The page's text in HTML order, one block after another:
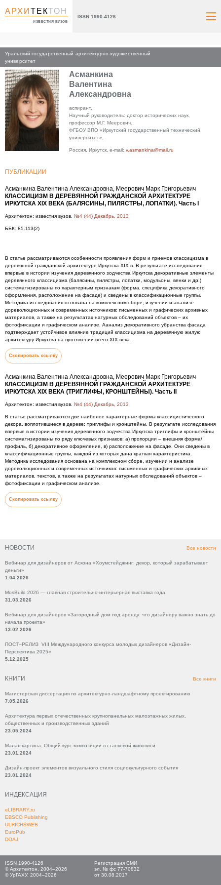
АРХИТЕКТОН
ИЗВЕСТИЯ ВУЗОВ
ISSN 1990-4126
Уральский государственный архитектурно-художественный
университет
НОВОСТИ Все новости
Вебинар для дизайнеров от Аскона «Хоумстейджинг: декор, который зарабатывает
деньги»
1.04.2026
MosBuild 2026 — главная строительно-интерьерная выставка года
31.03.2026
Вебинар для дизайнеров «Загородный дом под аренду: что дизайнеру важно знать до
начала проекта»
13.02.2026
ПОСТ–РЕЛИЗ VIII Международного конкурса молодых дизайнеров «Дизайн-
Перспектива 2025»
5.12.2025
КНИГИ Все книги
Магистерская диссертация по архитектурно-ландшафтному проектированию
7.05.2026
Архитектура первых отечественных крупнопанельных малоэтажных жилых,
общественных и производственных зданий
23.05.2024
Малая картина. Общий курс композиции в станковой живописи
23.01.2024
Дизайн-проект элементов визуального стиля социокультурного события
23.01.2024
ИНДЕКСАЦИЯ
eLIBRARY.ru
EBSCO Publishing
ULRICHSWEB
EuroPub
DOAJ
Главная
Асманкина
Валентина
Александровна
аспирант.
Научный руководитель: доктор исторических наук,
профессор М.Г. Меерович.
ФГБОУ ВПО «Иркутский государственный технический
университет»,
Россия, Иркутск, e-mail: v.asmankina@mail.ru
ПУБЛИКАЦИИ
Асманкина Валентина Александровна, Меерович Марк Григорьевич
КЛАССИЦИЗМ В ДЕРЕВЯННОЙ ГРАЖДАНСКОЙ АРХИТЕКТУРЕ
ИРКУТСКА XIX ВЕКА (БАЛЯСИНЫ, ПИЛЯСТРЫ, ЛОПАТКИ). Часть I
Архитектон: известия вузов. №4 (44) Декабрь, 2013
ББК: 85.113(2)
В статье рассматриваются особенности проявления форм и приемов классицизма в
деревянной гражданской архитектуре Иркутска XIX в. В результате исследования
впервые в истории изучения деревянного зодчества Иркутска декоративные элементы
деревянного классицизма (балясины, пилястры, лопатки, модульоны, венки и др.)
систематизированы по характерным признакам (форма, специфика декоративного
оформления, расположение на фасаде) и сведены в классификационные группы.
Методика исследования основана на комплексном сборе, изучении и анализе
дореволюционных и современных источников: письменных и графических архивных
материалов, а также на результатах натурных обследований объектов – их
фотофиксации и графическом анализе. Аанализ декоративного убранства фасада
подтверждает устойчивое влияние традиций классицизма на деревянную жилую
архитектуру Иркутска на протяжении всего XIX века.
Скопировать ссылку
Асманкина Валентина Александровна, Меерович Марк Григорьевич
КЛАССИЦИЗМ В ДЕРЕВЯННОЙ ГРАЖДАНСКОЙ АРХИТЕКТУРЕ
ИРКУТСКА XIX ВЕКА (ТРИГЛИФЫ, КРОНШТЕЙНЫ). Часть II
Архитектон: известия вузов. №4 (44) Декабрь, 2013
В статье рассматриваются две наиболее характерные формы классицистического
декора, воплотившиеся в дереве: триглифы и кронштейны. В результате исследования
впервые в истории изучения деревянного зодчества Иркутска триглифы и кронштейны
систематизированы по ряду ключевых признаков: а) пропорции – внешняя форма/
профиль, б) декоративное оформление, в) расположение на фасаде. Они сведены в
классификационные группы, каждой из которых дана краткая характеристика.
Методика исследования основана на комплексном сборе, изучении и анализе
дореволюционных и современных источников: письменных и графических архивных
материалов, текстов, а также на результатах натурных обследований объектов –
фотофиксации и графическом анализе.
Скопировать ссылку
ISSN 1990-4126
© Архитектон, 2004–2026
© УрГАХУ, 2004–2026
Регистрация СМИ
эл. № фс 77-70832
от 30.08.2017